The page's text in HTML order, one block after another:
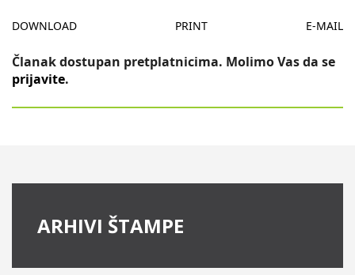
DOWNLOAD PRINT E-MAIL
Članak dostupan pretplatnicima. Molimo Vas da se
prijavite.
ARHIVI ŠTAMPE